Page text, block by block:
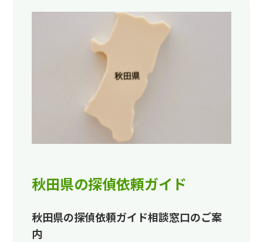
秋田県の探偵依頼ガイド
秋田県の探偵依頼ガイド相談窓口のご案
内